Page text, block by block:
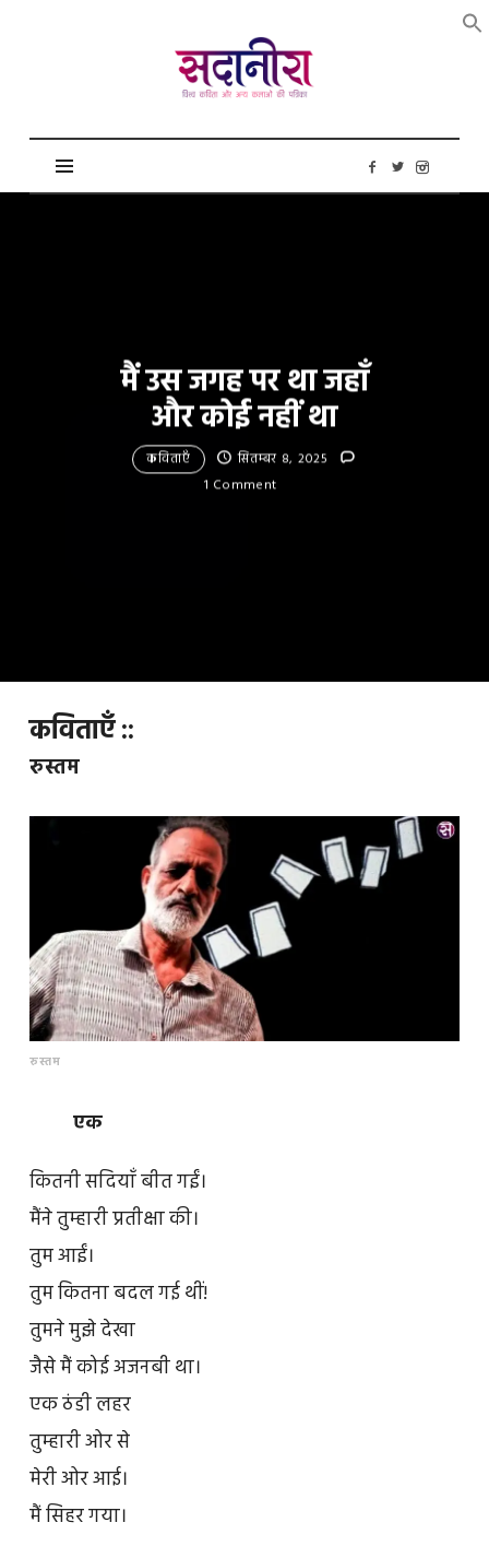
सदानीरा
मैं उस जगह पर था जहाँ
और कोई नहीं था
कविताएँ
सितम्बर 8, 2025
1 Comment
कविताएँ ::
रुस्तम
रुस्तम
एक
कितनी सदियाँ बीत गईं।
मैंने तुम्हारी प्रतीक्षा की।
तुम आईं।
तुम कितना बदल गई थीं!
तुमने मुझे देखा
जैसे मैं कोई अजनबी था।
एक ठंडी लहर
तुम्हारी ओर से
मेरी ओर आई।
मैं सिहर गया।